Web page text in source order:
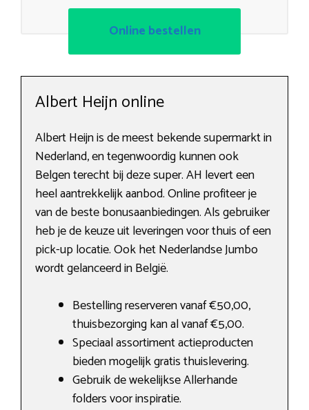
Online bestellen
Albert Heijn online
Albert Heijn is de meest bekende supermarkt in
Nederland, en tegenwoordig kunnen ook
Belgen terecht bij deze super. AH levert een
heel aantrekkelijk aanbod. Online profiteer je
van de beste bonusaanbiedingen. Als gebruiker
heb je de keuze uit leveringen voor thuis of een
pick-up locatie. Ook het Nederlandse Jumbo
wordt gelanceerd in België.
Bestelling reserveren vanaf €50,00,
thuisbezorging kan al vanaf €5,00.
Speciaal assortiment actieproducten
bieden mogelijk gratis thuislevering.
Gebruik de wekelijkse Allerhande
folders voor inspiratie.